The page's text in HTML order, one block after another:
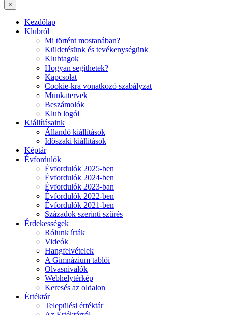
×
Kezdőlap
Klubról
Mi történt mostanában?
Küldetésünk és tevékenységünk
Klubtagok
Hogyan segíthetek?
Kapcsolat
Cookie-kra vonatkozó szabályzat
Munkatervek
Beszámolók
Klub logói
Kiállításaink
Állandó kiállítások
Időszaki kiállítások
Képtár
Évfordulók
Évfordulók 2025-ben
Évfordulók 2024-ben
Évfordulók 2023-ban
Évfordulók 2022-ben
Évfordulók 2021-ben
Századok szerinti szűrés
Érdekességek
Rólunk írták
Videók
Hangfelvételek
A Gimnázium tablói
Olvasnivalók
Webhelytérkép
Keresés az oldalon
Értéktár
Települési értéktár